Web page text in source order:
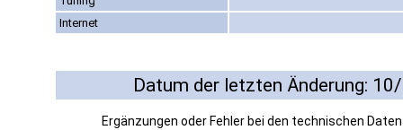
Internet
Datum der letzten Änderung:
Ergänzungen oder Fehler bei den technischen